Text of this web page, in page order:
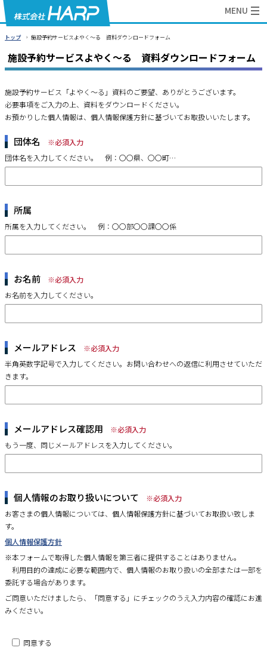
本
文
へ
メ
ニ
ュ
ー
へ
MENU
トップ › 施設予約サービスよやく～る 資料ダウンロードフォーム
施設予約サービスよやく～る 資料ダウンロードフォーム
施設予約サービス「よやく～る」資料のご要望、ありがとうございます。​
必要事項をご入力の上、資料をダウンロードください。​
お預かりした個人情報は、個人情報保護方針に基づいてお取扱いいたします。
団体名
※必須入力
団体名を入力してください。 例：〇〇県、〇〇町…
所属
所属を入力してください。 例：〇〇部〇〇課〇〇係
お名前
※必須入力
お名前を入力してください。
メールアドレス
※必須入力
半角英数字記号で入力してください。お問い合わせへの返信に利用させていただ
きます。
メールアドレス確認用
※必須入力
もう一度、同じメールアドレスを入力してください。
個人情報のお取り扱いについて
※必須入力
お客さまの個人情報については、個人情報保護方針に基づいてお取扱い致しま
す。
個人情報保護方針
※本フォームで取得した個人情報を第三者に提供することはありません。
利用目的の達成に必要な範囲内で、個人情報のお取り扱いの全部または一部を
委託する場合があります。
ご同意いただけましたら、「同意する」にチェックのうえ入力内容の確認にお進
みください。
同意する